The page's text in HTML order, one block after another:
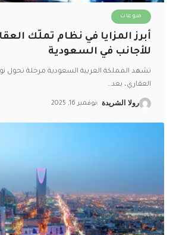
منوعات
أبرز المزايا في نظام تملّك
للأجانب في السعودية
تشهد المملكة العربية السعودية مرحلة تحول
العقاري، بعد…
رولا الشريدة نوفمبر 16, 2025